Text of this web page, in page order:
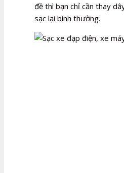
đề thì bạn chỉ cần thay
sạc lại bình thường.